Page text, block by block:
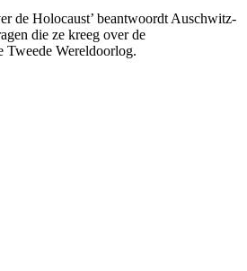
de Holocaust’ beantwoordt Auschwitz-
die ze kreeg over de
Tweede Wereldoorlog.